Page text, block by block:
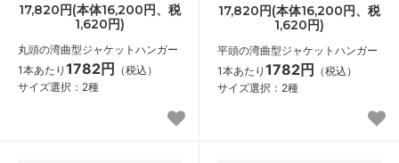
17,820円(本体16,200円、税
1,620円)
丸頭の湾曲型ジャケットハンガー
1本あたり 1782円 （税込）
サイズ選択：2種
17,820円(本体16,200円、税
1,620円)
平頭の湾曲型ジャケットハンガー
1本あたり 1782円 （税込）
サイズ選択：2種